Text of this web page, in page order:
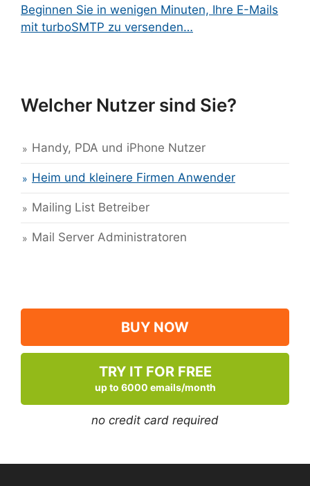
Beginnen Sie in wenigen Minuten, Ihre E-Mails
mit turboSMTP zu versenden…
Welcher Nutzer sind Sie?
Handy, PDA und iPhone Nutzer
Heim und kleinere Firmen Anwender
Mailing List Betreiber
Mail Server Administratoren
BUY NOW
TRY IT FOR FREE
up to 6000 emails/month
no credit card required